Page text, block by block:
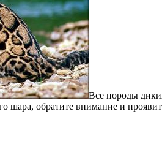
Все породы
шара, обратите внимание и